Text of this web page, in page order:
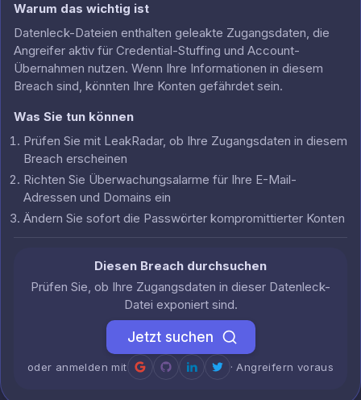
Warum das wichtig ist
Datenleck-Dateien enthalten geleakte Zugangsdaten, die
Angreifer aktiv für Credential-Stuffing und Account-
Übernahmen nutzen. Wenn Ihre Informationen in diesem
Breach sind, könnten Ihre Konten gefährdet sein.
Was Sie tun können
Prüfen Sie mit LeakRadar, ob Ihre Zugangsdaten in diesem
Breach erscheinen
Richten Sie Überwachungsalarme für Ihre E-Mail-
Adressen und Domains ein
Ändern Sie sofort die Passwörter kompromittierter Konten
Diesen Breach durchsuchen
Prüfen Sie, ob Ihre Zugangsdaten in dieser Datenleck-
Datei exponiert sind.
Jetzt suchen
oder anmelden mit · Angreifern voraus